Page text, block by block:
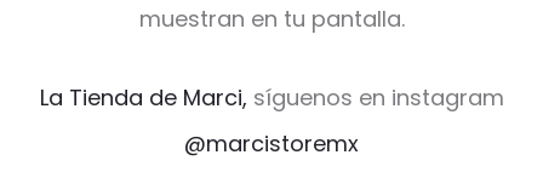
muestran en tu pantalla.
La Tienda de Marci, síguenos en instagram
@marcistoremx